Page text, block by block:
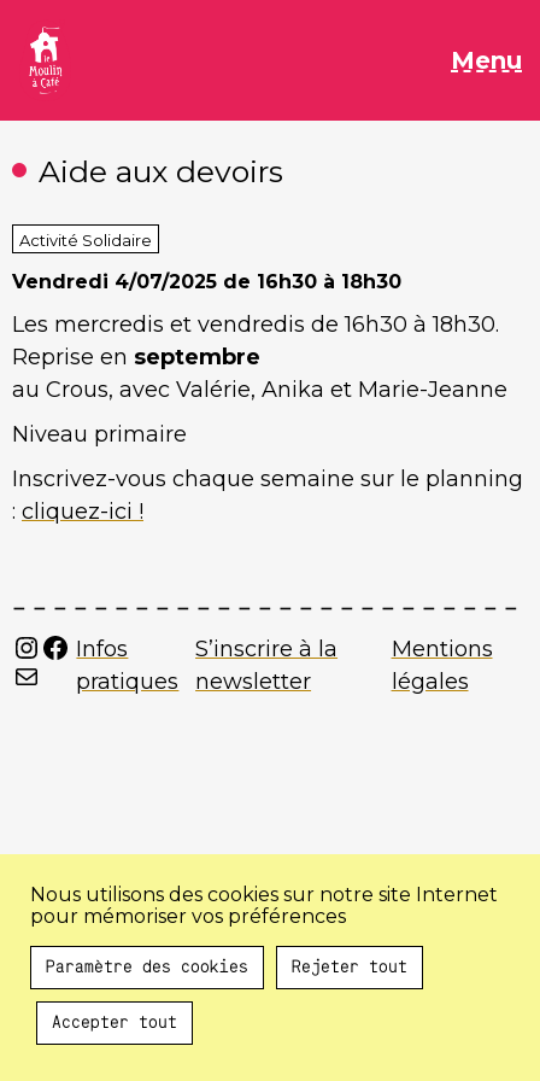
contenu
Menu
Aide aux devoirs
Activité Solidaire
Vendredi 4/07/2025 de 16h30 à 18h30
Les mercredis et vendredis de 16h30 à 18h30.
Reprise en septembre
au Crous, avec Valérie, Anika et Marie-Jeanne
Niveau primaire
Inscrivez-vous chaque semaine sur le planning
: cliquez-ici !
Instagram
Facebook
Mail
Infos
pratiques
S’inscrire à la
newsletter
Mentions
légales
Au programme !
Nous utilisons des cookies sur notre site Internet
pour mémoriser vos préférences
Paramètre des cookies Rejeter tout
Accepter tout